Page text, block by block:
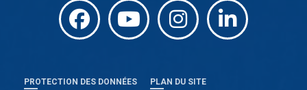
PROTECTION DES DONNÉES PLAN DU SITE